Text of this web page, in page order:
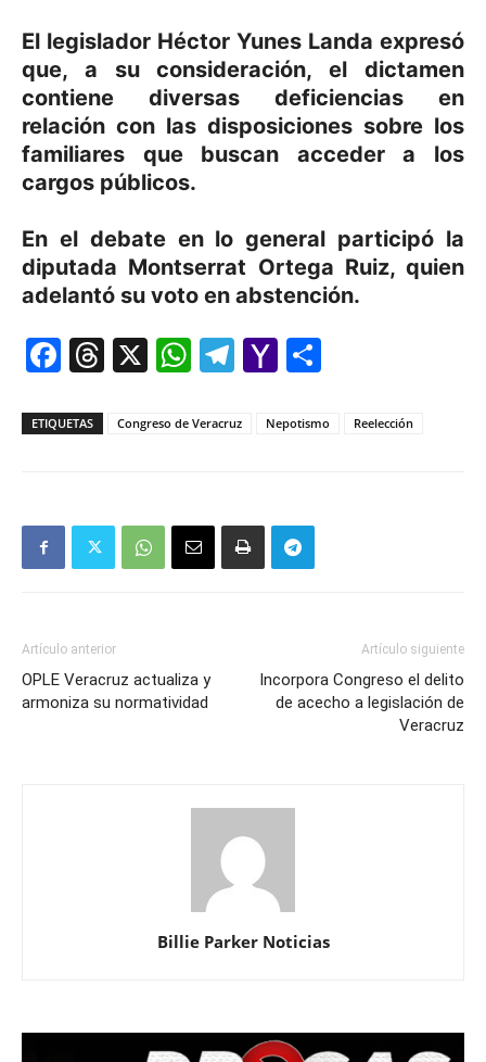
El legislador Héctor Yunes Landa expresó
que, a su consideración, el dictamen
contiene diversas deficiencias en
relación con las disposiciones sobre los
familiares que buscan acceder a los
cargos públicos.
En el debate en lo general participó la
diputada Montserrat Ortega Ruiz, quien
adelantó su voto en abstención.
Facebook
Threads
X WhatsApp
Telegram
Yahoo
ETIQUETAS Congreso de Veracruz Nepotismo Reelección
Artículo anterior
OPLE Veracruz actualiza y
armoniza su normatividad
Artículo siguiente
Incorpora Congreso el delito
de acecho a legislación de
Veracruz
Billie Parker Noticias